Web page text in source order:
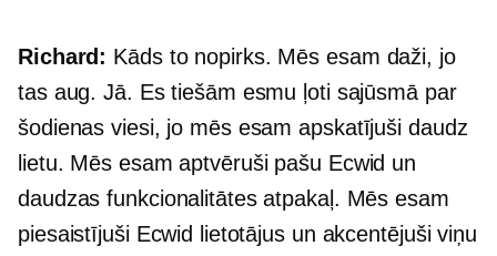
Richard: Kāds to nopirks. Mēs esam daži, jo
tas aug. Jā. Es tiešām esmu ļoti sajūsmā par
šodienas viesi, jo mēs esam apskatījuši daudz
lietu. Mēs esam aptvēruši pašu Ecwid un
daudzas funkcionalitātes atpakaļ. Mēs esam
piesaistījuši Ecwid lietotājus un akcentējuši viņu